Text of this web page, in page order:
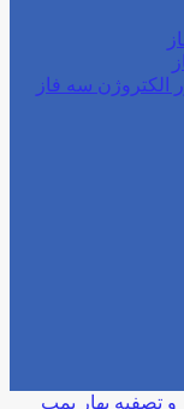
الکتروژن سه فاز
و تصفیه بهار پمپ